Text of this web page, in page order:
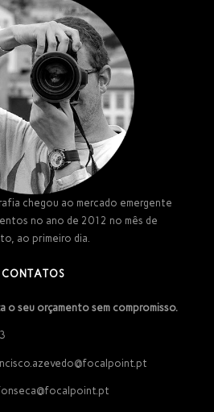
chegou ao mercado emergente
no ano de 2012 no mês de
ao primeiro dia.
CONTATOS
seu orçamento sem compromisso.